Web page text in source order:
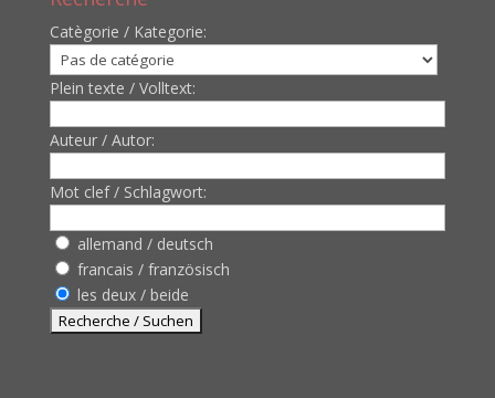
Catègorie / Kategorie:
Plein texte / Volltext:
Auteur / Autor:
Mot clef / Schlagwort:
allemand / deutsch
francais / französisch
les deux / beide